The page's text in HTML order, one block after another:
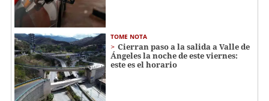
TOME NOTA
Cierran paso a la salida a Valle de
Ángeles la noche de este viernes:
este es el horario